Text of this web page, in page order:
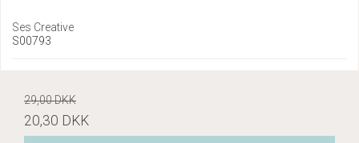
Ses Creative
S00793
29,00 DKK
20,30 DKK